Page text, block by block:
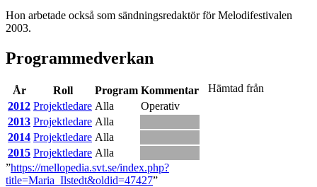
Hon arbetade också som sändningsredaktör för Melodifestivalen
2003.
Programmedverkan
År Roll Program Kommentar
2012 Projektledare Alla
Operativ
2013 Projektledare Alla
2014 Projektledare Alla
2015 Projektledare Alla
Hämtad från
”https://mellopedia.svt.se/index.php?
title=Maria_Ilstedt&oldid=47427”